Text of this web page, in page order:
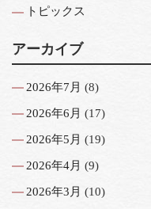
トピックス
アーカイブ
2026年7月 (8)
2026年6月 (17)
2026年5月 (19)
2026年4月 (9)
2026年3月 (10)